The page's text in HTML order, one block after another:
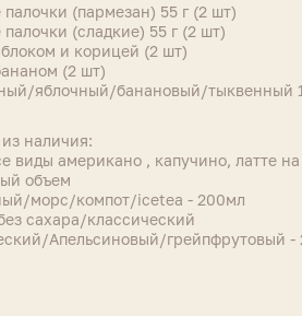
(пармезан) 55 г (2 шт)
(сладкие) 55 г (2 шт)
и корицей (2 шт)
(2 шт)
яблочный/банановый/тыквенный
наличия:
виды американо , капучино, латте
объем
морс/компот/icetea - 200мл
сахара/классический
Апельсиновый/грейпфрутовый -